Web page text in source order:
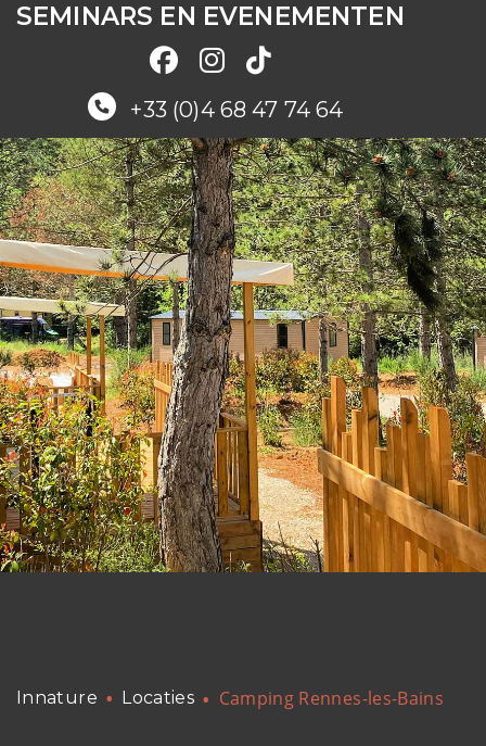
SEMINARS EN EVENEMENTEN
+33 (0)4 68 47 74 64
Innature Locaties Camping Rennes-les-Bains